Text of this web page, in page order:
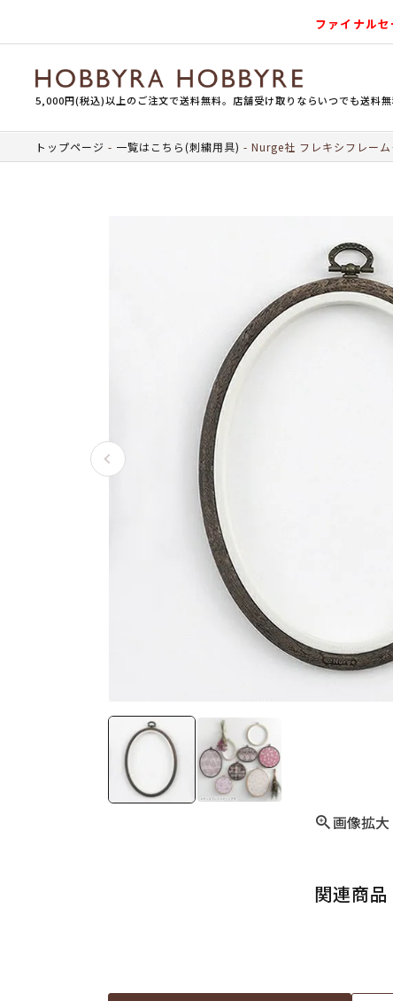
ファイナル
5,000円(税込)以上のご注文で送料無料。店舗受け取りならいつでも送料無
トップページ 一覧はこちら(刺繍用具) Nurge社 フレキシフレー
画像拡大
関連商品